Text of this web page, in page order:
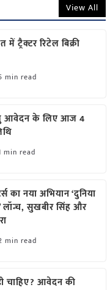
View All
ट्रैक्टर रिटेल बिक्री
min read
हेतु आवेदन के लिए आज 4
min read
का नया अभियान ‘दुनिया
सुखबीर सिंह और
min read
चाहिए? आवेदन की